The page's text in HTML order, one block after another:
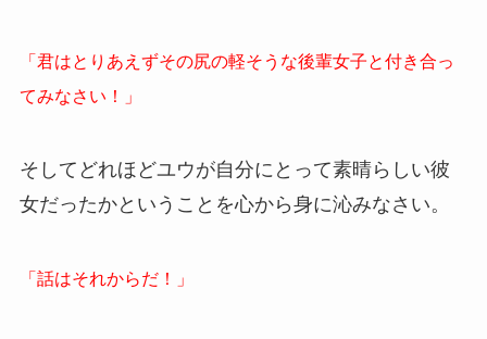
「君はとりあえずその尻の軽そうな後輩女子と付き合っ
てみなさい！」
そしてどれほどユウが自分にとって素晴らしい彼
女だったかということを心から身に沁みなさい。
「話はそれからだ！」